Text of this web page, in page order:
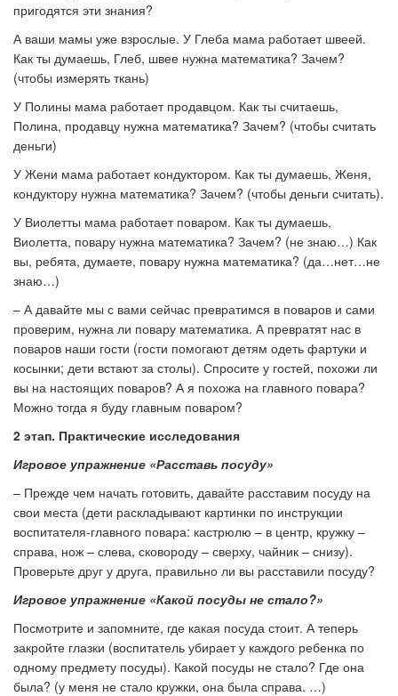
пригодятся эти знания?
А ваши мамы уже взрослые. У Глеба мама работает швеей.
Как ты думаешь, Глеб, швее нужна математика? Зачем?
(чтобы измерять ткань)
У Полины мама работает продавцом. Как ты считаешь,
Полина, продавцу нужна математика? Зачем? (чтобы считать
деньги)
У Жени мама работает кондуктором. Как ты думаешь, Женя,
кондуктору нужна математика? Зачем? (чтобы деньги считать).
У Виолетты мама работает поваром. Как ты думаешь,
Виолетта, повару нужна математика? Зачем? (не знаю…) Как
вы, ребята, думаете, повару нужна математика? (да…нет…не
знаю…)
– А давайте мы с вами сейчас превратимся в поваров и сами
проверим, нужна ли повару математика. А превратят нас в
поваров наши гости (гости помогают детям одеть фартуки и
косынки; дети встают за столы). Спросите у гостей, похожи ли
вы на настоящих поваров? А я похожа на главного повара?
Можно тогда я буду главным поваром?
2 этап. Практические исследования
Игровое упражнение «Расставь посуду»
– Прежде чем начать готовить, давайте расставим посуду на
свои места (дети раскладывают картинки по инструкции
воспитателя-главного повара: кастрюлю – в центр, кружку –
справа, нож – слева, сковороду – сверху, чайник – снизу).
Проверьте друг у друга, правильно ли вы расставили посуду?
Игровое упражнение «Какой посуды не стало?»
Посмотрите и запомните, где какая посуда стоит. А теперь
закройте глазки (воспитатель убирает у каждого ребенка по
одному предмету посуды). Какой посуды не стало? Где она
была? (у меня не стало кружки, она была справа. …)